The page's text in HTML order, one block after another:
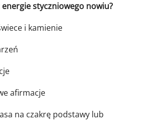
energie styczniowego nowiu?
i kamienie
afirmacje
na czakrę podstawy lub